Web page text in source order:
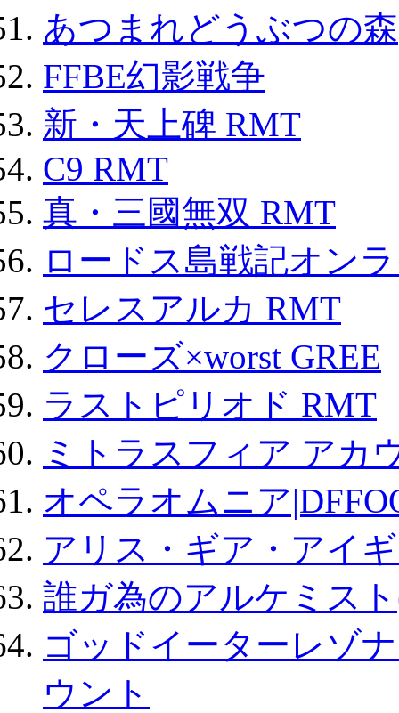
あつまれどうぶつの森
FFBE幻影戦争
新・天上碑 RMT
C9 RMT
真・三國無双 RMT
ロードス島戦記オン
セレスアルカ RMT
クローズ×worst GREE
ラストピリオド RMT
ミトラスフィア アカ
オペラオムニア
アリス・ギア・アイ
誰ガ為のアルケミス
ゴッドイーターレゾ
ウント